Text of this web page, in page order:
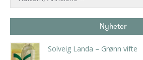
Nyheter
Solveig Landa – Grønn vifte